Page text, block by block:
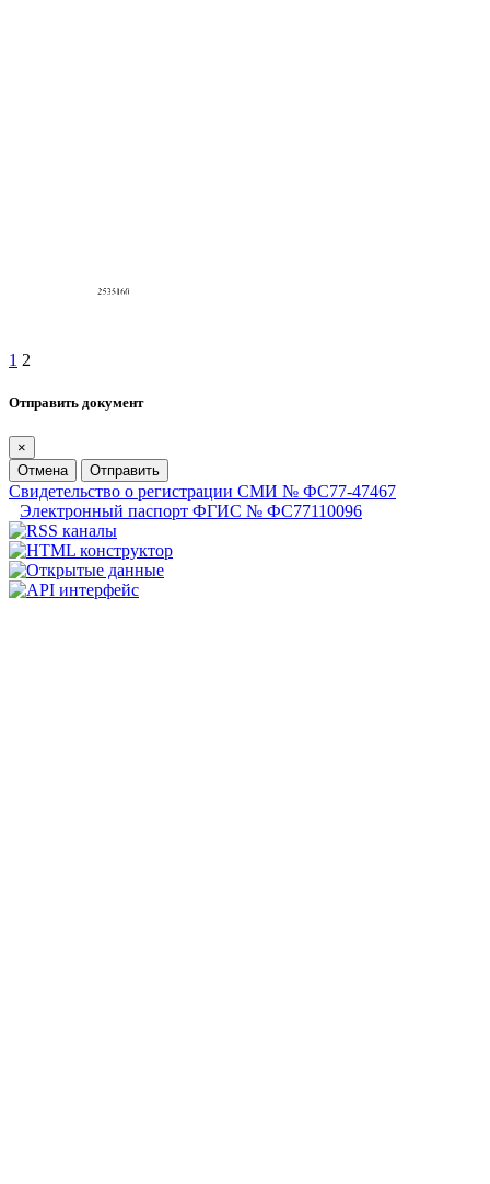
1 2
Отправить документ
×
Отмена
Отправить
Свидетельство о регистрации СМИ № ФС77-47467
Электронный паспорт ФГИС № ФС77110096